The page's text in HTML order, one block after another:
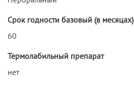
Срок годности базовый (в месяцах)
60
Термолабильный препарат
нет